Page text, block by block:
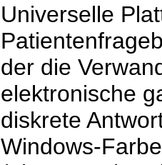
Universelle
der die
elektronische
diskrete
Windows-